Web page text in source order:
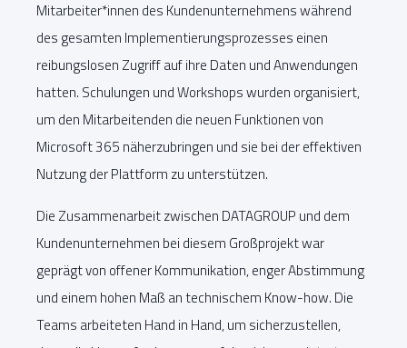
Mitarbeiter*innen des Kundenunternehmens während
des gesamten Implementierungsprozesses einen
reibungslosen Zugriff auf ihre Daten und Anwendungen
hatten. Schulungen und Workshops wurden organisiert,
um den Mitarbeitenden die neuen Funktionen von
Microsoft 365 näherzubringen und sie bei der effektiven
Nutzung der Plattform zu unterstützen.
Die Zusammenarbeit zwischen DATAGROUP und dem
Kundenunternehmen bei diesem Großprojekt war
geprägt von offener Kommunikation, enger Abstimmung
und einem hohen Maß an technischem Know-how. Die
Teams arbeiteten Hand in Hand, um sicherzustellen,